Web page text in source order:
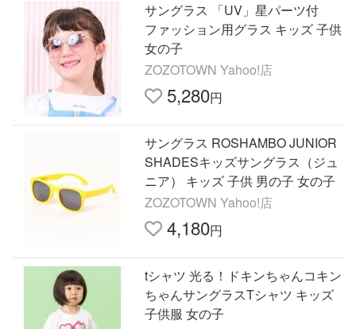
サングラス 「UV」星パーツ付
ファッション用グラス キッズ 子供
女の子
ZOZOTOWN Yahoo!店
5,280円
サングラス ROSHAMBO JUNIOR
SHADESキッズサングラス（ジュ
ニア） キッズ 子供 男の子 女の子
ZOZOTOWN Yahoo!店
4,180円
tシャツ 光る！ドキンちゃんコキン
ちゃんサングラスTシャツ キッズ
子供服 女の子